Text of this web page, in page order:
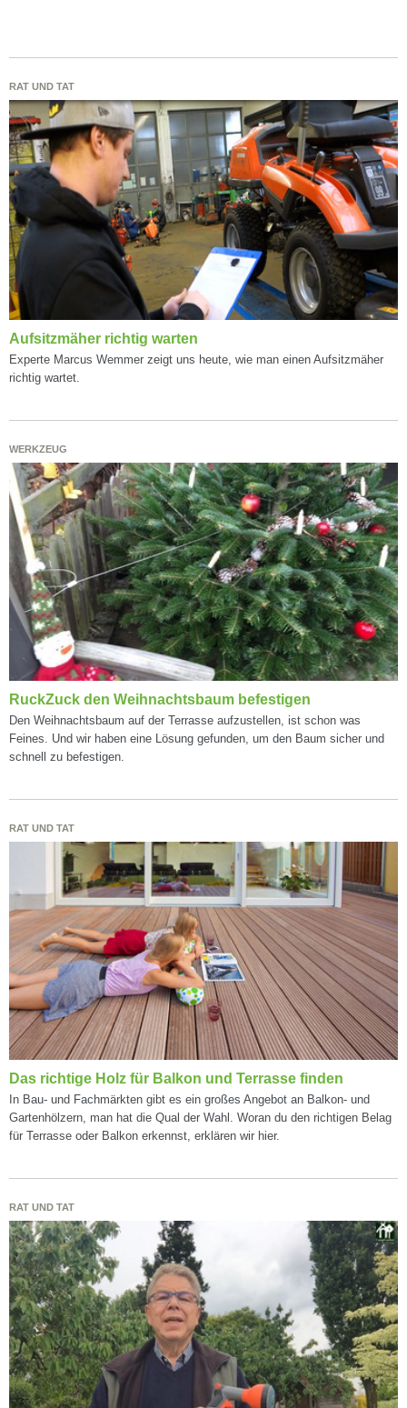
RAT UND TAT
Aufsitzmäher richtig warten
Experte Marcus Wemmer zeigt uns heute, wie man einen Aufsitzmäher
richtig wartet.
WERKZEUG
RuckZuck den Weihnachtsbaum befestigen
Den Weihnachtsbaum auf der Terrasse aufzustellen, ist schon was
Feines. Und wir haben eine Lösung gefunden, um den Baum sicher und
schnell zu befestigen.
RAT UND TAT
Das richtige Holz für Balkon und Terrasse finden
In Bau- und Fachmärkten gibt es ein großes Angebot an Balkon- und
Gartenhölzern, man hat die Qual der Wahl. Woran du den richtigen Belag
für Terrasse oder Balkon erkennst, erklären wir hier.
RAT UND TAT